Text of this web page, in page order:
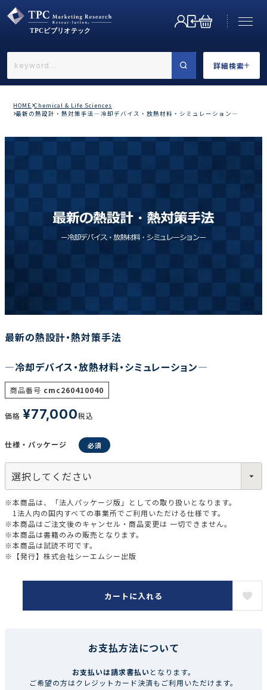
詳細検索
←戻る
調査の種類で選ぶ
リセット
HOME Chemical & Life Sciences
最新の熱設計・熱対策手法―冷却デバイス・放熱材料・シミュレーション―
最新の熱設計・熱対策手法
―冷却デバイス・放熱材料・シミュレーション―
商品番号 cmc260410040
価格 ¥77,000税込
仕様・パッケージ
※本商品は、「法人パッケージ版」としての取り扱いとなります。
1法人内の国内すべての事業所でご利用いただける仕様です。
※本商品はご注文後のキャンセル・商品変更は 一切できません。
※本商品は書籍のみの販売となります。
※本商品は試読不可です。
※【発行】株式会社シーエムシー出版
カートに入れる
お支払方法について
お支払いは請求書払いとなります。
ご希望の方はクレジットカード決済もご利用いただけます。